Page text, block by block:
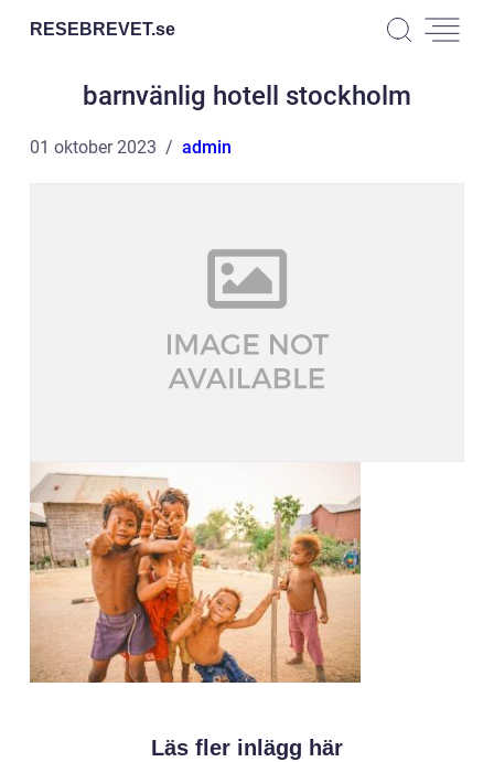
RESEBREVET.se
barnvänlig hotell stockholm
01 oktober 2023 admin
Läs fler inlägg här